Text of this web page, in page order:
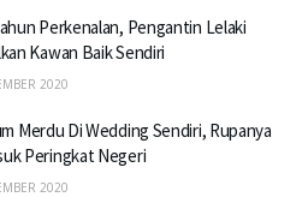
Perkenalan, Pengantin Lelaki
Kawan Baik Sendiri
2020
Merdu Di Wedding Sendiri, Rupanya
Peringkat Negeri
2020